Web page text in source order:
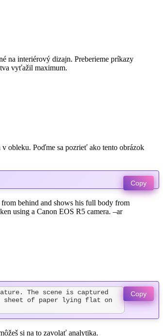
na interiérový dizajn. Preberieme príkazy
vyťažil maximum.
obleku. Poďme sa pozrieť ako tento obrázok
Copy
behind and shows his full body from
using a Canon EOS R5 camera. –ar
The scene is captured
sheet of paper lying flat on
Copy
si na to zavolať analytika.